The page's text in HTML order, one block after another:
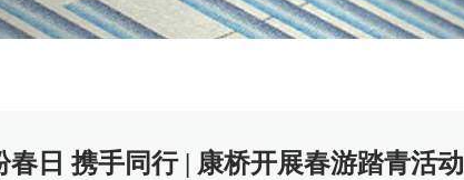
春日 携手同行 | 康桥开展春游踏青活动